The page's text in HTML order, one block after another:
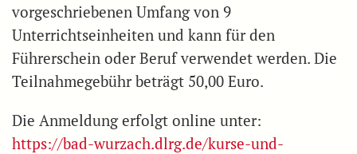
vorgeschriebenen Umfang von 9
Unterrichtseinheiten und kann für den
Führerschein oder Beruf verwendet werden. Die
Teilnahmegebühr beträgt 50,00 Euro.
Die Anmeldung erfolgt online unter:
https://bad-wurzach.dlrg.de/kurse-und-